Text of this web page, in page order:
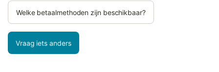
Welke betaalmethoden zijn beschikbaar?
Vraag iets anders